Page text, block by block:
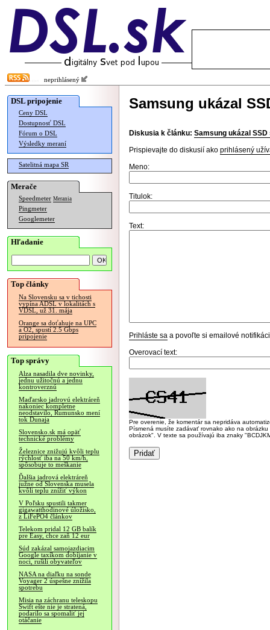
neprihlásený
DSL pripojenie
Ceny DSL
Dostupnosť DSL
Fórum o DSL
Výsledky meraní
Satelitná mapa SR
Merače
Speedmeter Merania
Pingmeter
Googlemeter
Hľadanie
Top články
Na Slovensku sa v tichosti
vypína ADSL v lokalitách s
VDSL, už 31. mája
Orange sa doťahuje na UPC
a O2, spustí 2.5 Gbps
pripojenie
Top správy
Alza nasadila dve novinky,
jednu užitočnú a jednu
kontroverznú
Maďarsko jadrovú elektráreň
nakoniec kompletne
neodstavilo, Rumunsko mení
tok Dunaja
Slovensko.sk má opäť
technické problémy
Železnice znižujú kvôli teplu
rýchlosť iba na 50 km/h,
spôsobuje to meškanie
Ďalšia jadrová elektráreň
južne od Slovenska musela
kvôli teplu znížiť výkon
V Poľsku spustili takmer
gigawatthodinové úložisko,
z LiFePO4 článkov
Telekom pridal 12 GB balík
pre Easy, chce zaň 12 eur
Súd zakázal samojazdiacim
Google taxíkom dobíjanie v
noci, rušili obyvateľov
NASA na diaľku na sonde
Voyager 2 úspešne znížila
spotrebu
Misia na záchranu teleskopu
Swift ešte nie je stratená,
podarilo sa spomaliť jej
otáčanie
Samsung ukázal
Diskusia k článku: Samsung ukázal
Prispievajte do diskusií ako prihlásený
Meno:
Titulok:
Text:
Prihláste sa a povoľte si emailové
Overovací text:
Pre overenie, že komentár sa nepridáva
Písmená musíte zadávať rovnako ako na
obrázok". V texte sa používajú iba znaky